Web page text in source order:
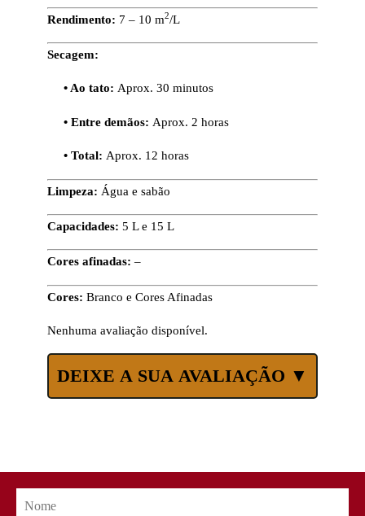
Rendimento: 7 – 10 m2/L
Secagem:
• Ao tato: Aprox. 30 minutos
• Entre demãos: Aprox. 2 horas
• Total: Aprox. 12 horas
Limpeza: Água e sabão
Capacidades: 5 L e 15 L
Cores afinadas: –
Cores: Branco e Cores Afinadas
Nenhuma avaliação disponível.
DEIXE A SUA AVALIAÇÃO ▼